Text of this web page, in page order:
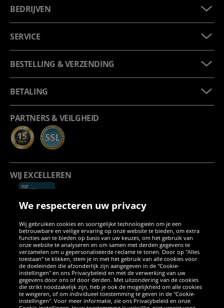
BEDRIJVEN
SERVICE
BESTELLING & VERZENDING
BETALING
PARTNERS & VEILGHEID
WIJ EXCELLEREN
SOCIALE MEDIA
FacebookInstagram
WhatsApp
TikTokTwitterYouTube
We respecteren uw privacy
Wij gebruiken cookies en soortgelijke technologieën om je een
betrouwbare en veilige ervaring op onze website te bieden, om extra
functies aan te bieden op basis van uw keuzes, om het gebruik van
onze website te analyseren en om samen met derden gegevens te
verzamelen om u gepersonaliseerde reclame te tonen. Door op "Alles
toestaan" te klikken, stem je in met het gebruik van alle cookies voor
de doeleinden die afzonderlijk zijn aangegeven in de "Cookie-
instellingen" en ons Privacybeleid en met de verwerking van uw
gegevens door ons of door derden. Met uitzondering van de cookies
die strikt noodzakelijk zijn, heb je ook de mogelijkheid om alle cookies
te weigeren, of om individueel toestemming te geven in de "Cookie-
instellingen". Voor meer informatie, zie ons Privacybeleid en onze